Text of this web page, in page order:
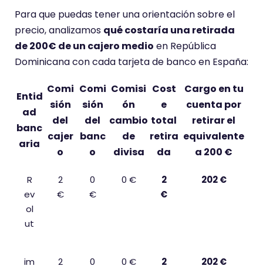
Para que puedas tener una orientación sobre el
precio, analizamos qué costaría una retirada
de 200€ de un cajero medio en República
Dominicana con cada tarjeta de banco en España:
Entid
ad
banc
aria
Comi
sión
del
cajer
o
Comi
sión
del
banc
o
Comisi
ón
cambio
de
divisa
Cost
e
total
retira
da
Cargo en tu
cuenta por
retirar el
equivalente
a 200 €
R
ev
ol
ut
2
€
0
€
0 €
2
€
202 €
im 2 0 0 € 2 202 €